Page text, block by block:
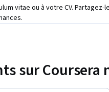
vitae ou à votre CV. Partagez-
sur